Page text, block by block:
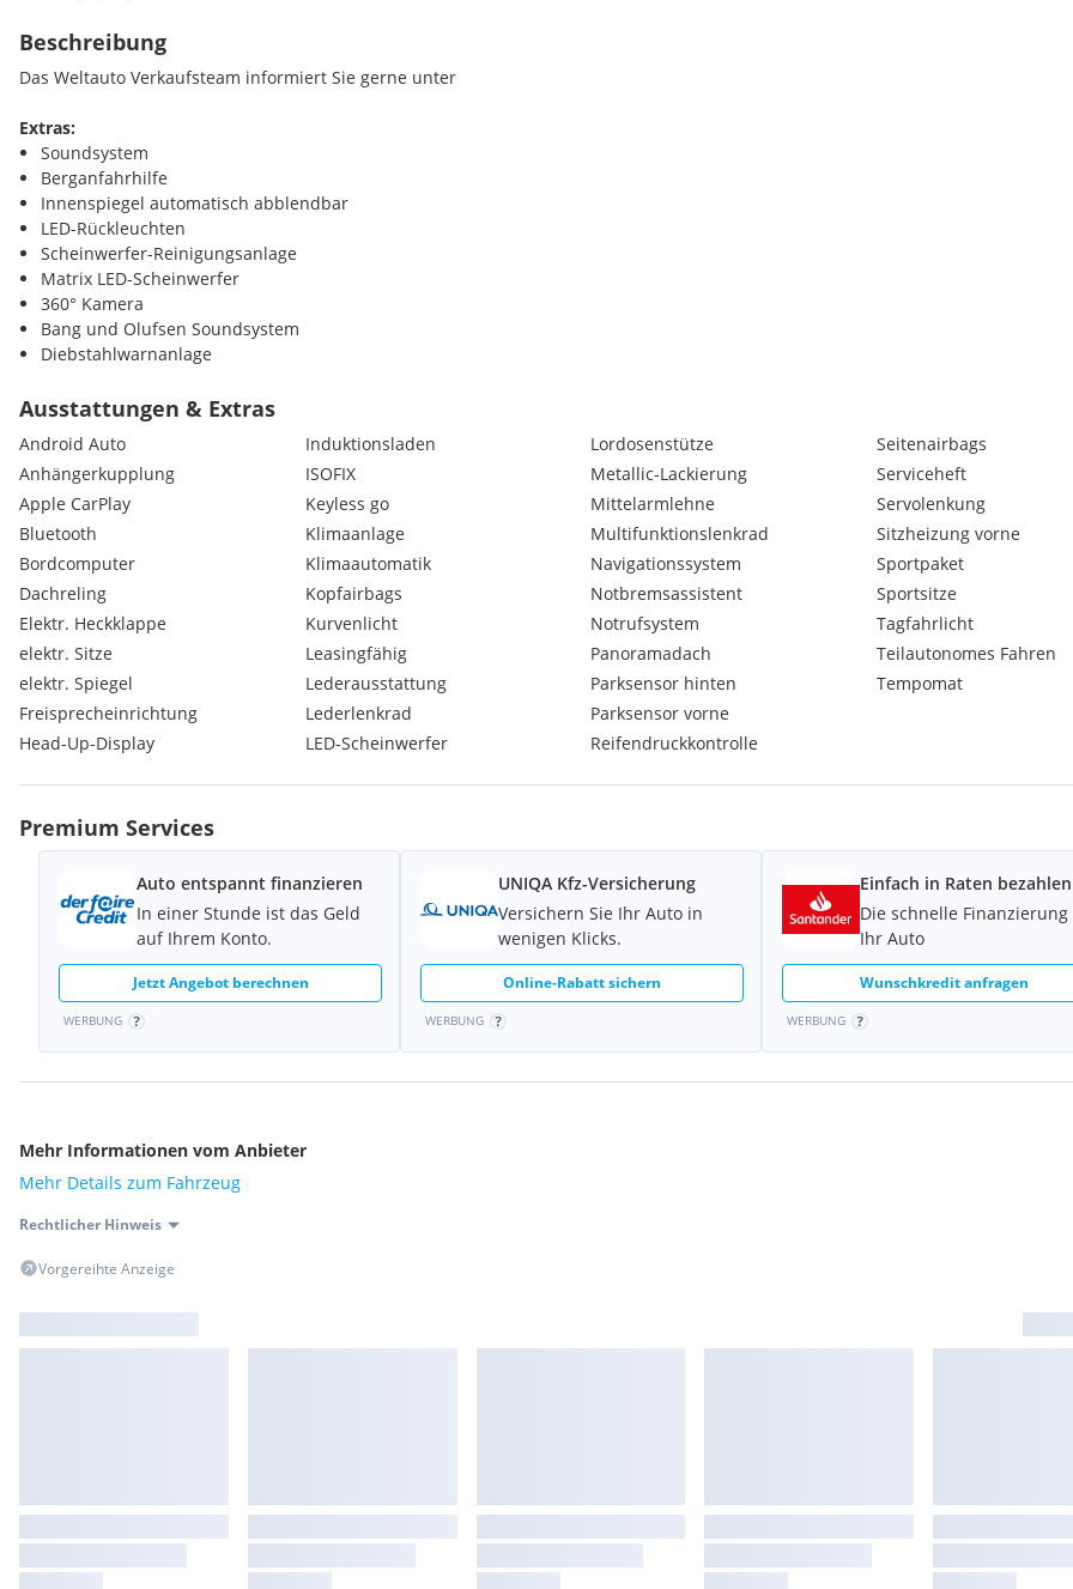
Beschreibung
Das Weltauto Verkaufsteam informiert Sie gerne unter
Extras:
Soundsystem
Berganfahrhilfe
Innenspiegel automatisch abblendbar
LED-Rückleuchten
Scheinwerfer-Reinigungsanlage
Matrix LED-Scheinwerfer
360° Kamera
Bang und Olufsen Soundsystem
Diebstahlwarnanlage
Tire Mobility Set Reifendichtmittel und Kompressor
Scheibenwaschdüsen beheizbar
Verkehrszeichenerkennung
Sonnenschutzrollo für Heckscheibe manuell
Shadow-Line
Seitenfenster ab B-Säule abgedunkelt
Holzeinlagen
DAB-Radio
Ausstattungen & Extras
Android Auto
Anhängerkupplung
Apple CarPlay
Bluetooth
Bordcomputer
Dachreling
Elektr. Heckklappe
elektr. Sitze
elektr. Spiegel
Freisprecheinrichtung
Head-Up-Display
Induktionsladen
ISOFIX
Keyless go
Klimaanlage
Klimaautomatik
Kopfairbags
Kurvenlicht
Leasingfähig
Lederausstattung
Lederlenkrad
LED-Scheinwerfer
Lordosenstütze
Metallic-Lackierung
Mittelarmlehne
Multifunktionslenkrad
Navigationssystem
Notbremsassistent
Notrufsystem
Panoramadach
Parksensor hinten
Parksensor vorne
Reifendruckkontrolle
Seitenairbags
Serviceheft
Servolenkung
Sitzheizung vorne
Sportpaket
Sportsitze
Tagfahrlicht
Teilautonomes Fahren
Tempomat
Premium Services
Auto entspannt finanzieren
In einer Stunde ist das Geld
auf Ihrem Konto.
Jetzt Angebot berechnen
WERBUNG
UNIQA Kfz-Versicherung
Versichern Sie Ihr Auto in
wenigen Klicks.
Online-Rabatt sichern
WERBUNG
Einfach in Raten bezahlen
Die schnelle
Ihr Auto
Wunschkredit anfragen
WERBUNG
Mehr Informationen vom Anbieter
Mehr Details zum Fahrzeug
Rechtlicher Hinweis
Vorgereihte Anzeige